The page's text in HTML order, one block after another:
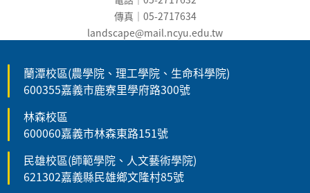
傳真｜05-2717634
landscape@mail.ncyu.edu.tw
蘭潭校區(農學院、理工學院、生命科學院)
600355嘉義市鹿寮里學府路300號
林森校區
600060嘉義市林森東路151號
民雄校區(師範學院、人文藝術學院)
621302嘉義縣民雄鄉文隆村85號